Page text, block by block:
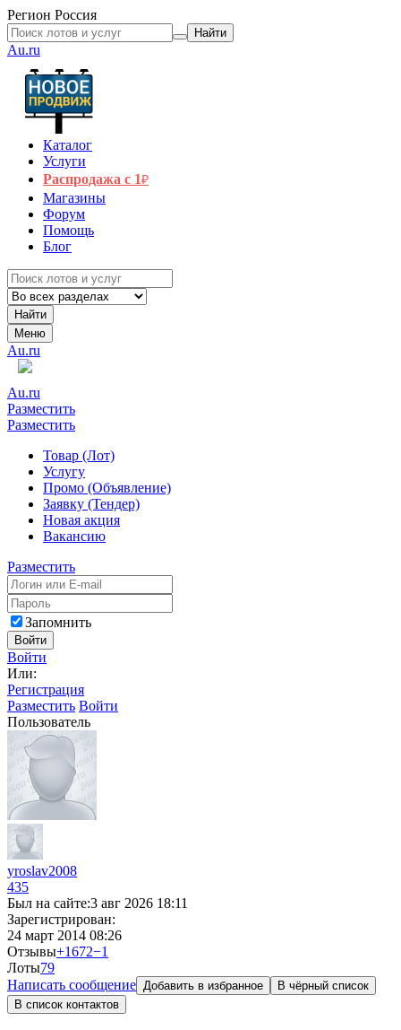
Регион Россия
Найти
Au.ru
Каталог
Услуги
Распродажа с 1₽
Магазины
Форум
Помощь
Блог
Найти
Меню
Au.ru
Au.ru
Разместить
Разместить
Товар (Лот)
Услугу
Промо (Объявление)
Заявку (Тендер)
Новая акция
Вакансию
Разместить
Запомнить
Войти
Войти
Или:
Регистрация
Разместить Войти
Пользователь
yroslav2008
435
Был на сайте:3 авг 2026 18:11
Зарегистрирован:
24 март 2014 08:26
Отзывы+1672−1
Лоты79
Написать сообщение Добавить в избранное
В чёрный список
В список контактов